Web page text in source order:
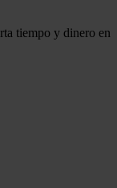
tiempo y dinero en